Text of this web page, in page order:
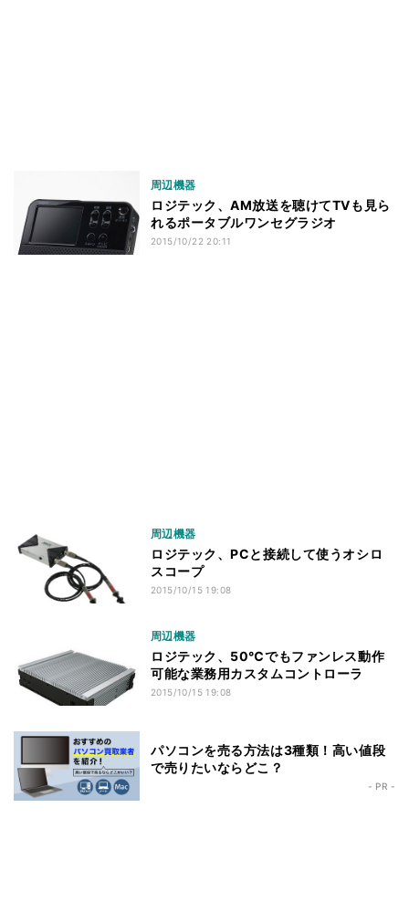
周辺機器
ロジテック、AM放送を聴けてTVも見ら
れるポータブルワンセグラジオ
2015/10/22 20:11
周辺機器
ロジテック、PCと接続して使うオシロ
スコープ
2015/10/15 19:08
周辺機器
ロジテック、50℃でもファンレス動作
可能な業務用カスタムコントローラ
2015/10/15 19:08
パソコンを売る方法は3種類！高い値段
で売りたいならどこ？
- PR -